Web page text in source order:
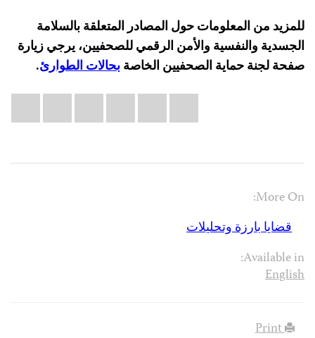
للمزيد من المعلومات حول المصادر المتعلقة بالسلامة
الجسدية والنفسية والأمن الرقمي للصحفيين، يرجي زيارة
صفحة لجنة حماية الصحفيين الخاصةبحالات الطوارئ.
More On:
قضايا بارزة وتحليلات
Available in:
English
Print